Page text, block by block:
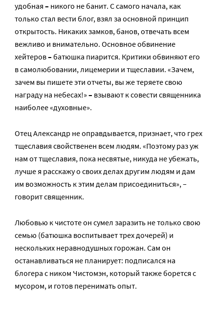
удобная – никого не банит. С самого начала, как
только стал вести блог, взял за основной принцип
открытость. Никаких замков, банов, отвечать всем
вежливо и внимательно. Основное обвинение
хейтеров– батюшка пиарится. Критики обвиняют его
в самолюбовании, лицемерии и тщеславии. «Зачем,
зачем вы пишете эти отчеты, вы же теряете свою
награду на небесах!» – взывают к совести священника
наиболее «духовные».
Отец Александр не оправдывается, признает, что грех
тщеславия свойственен всем людям. «Поэтому раз уж
нам от тщеславия, пока несвятые, никуда не убежать,
лучше я расскажу о своих делах другим людям и дам
им возможность к этим делам присоединиться», –
говорит священник.
Любовью к чистоте он сумел заразить не только свою
семью (батюшка воспитывает трех дочерей) и
нескольких неравнодушных горожан. Сам он
останавливаться не планирует: подписался на
блогера с ником Чистомэн, который также борется с
мусором, и готов перенимать опыт.